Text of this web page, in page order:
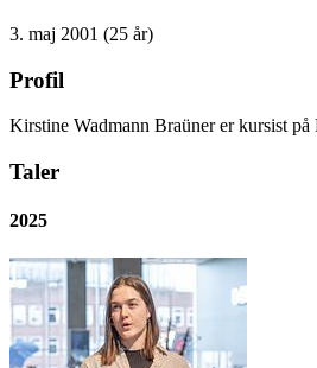
3. maj 2001 (25 år)
Profil
Kirstine Wadmann Braüner er kursist
Taler
2025